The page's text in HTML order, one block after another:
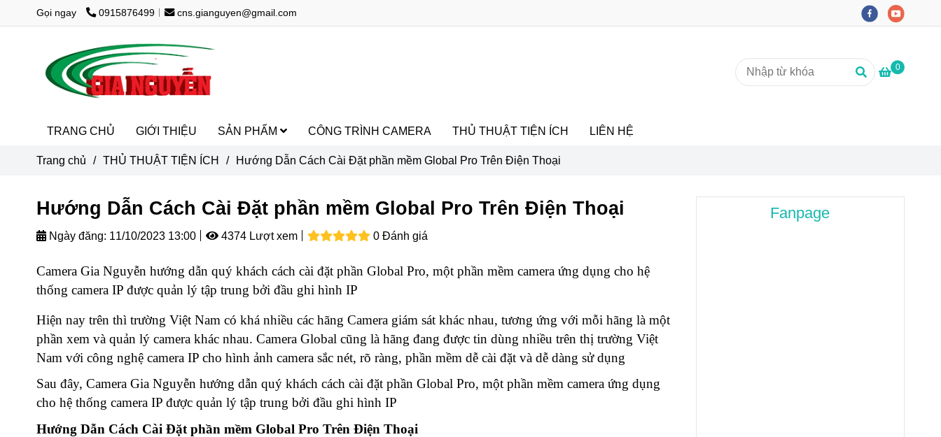
Gọi ngay 0915876499 cns.gianguyen@gmail.com
0
TRANG CHỦ GIỚI THIỆU SẢN PHẨM CÔNG TRÌNH CAMERA THỦ THUẬT TIỆN ÍCH LIÊN HỆ
Trang chủ / THỦ THUẬT TIỆN ÍCH / Hướng Dẫn Cách Cài Đặt phần mềm Global Pro Trên Điện Thoại
Hướng Dẫn Cách Cài Đặt phần mềm Global Pro Trên Điện Thoại
Ngày đăng: 11/10/2023 13:00 4374 Lượt xem 0 Đánh giá
Camera Gia Nguyễn hướng dẫn quý khách cách cài đặt phần Global Pro, một phần mềm camera ứng dụng cho hệ
thống camera IP được quản lý tập trung bởi đầu ghi hình IP
Hiện nay trên thì trường Việt Nam có khá nhiều các hãng Camera giám sát khác nhau, tương ứng với mỗi hãng là một
phần xem và quản lý camera khác nhau. Camera Global cũng là hãng đang được tin dùng nhiều trên thị trường Việt
Nam với công nghệ camera IP cho hình ảnh camera sắc nét, rõ ràng, phần mềm dễ cài đặt và dễ dàng sử dụng
Sau đây, Camera Gia Nguyễn hướng dẫn quý khách cách cài đặt phần Global Pro, một phần mềm camera ứng dụng
cho hệ thống camera IP được quản lý tập trung bởi đầu ghi hình IP
Hướng Dẫn Cách Cài Đặt phần mềm Global Pro Trên Điện Thoại
Fanpage